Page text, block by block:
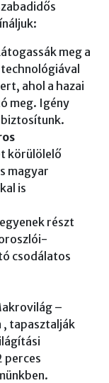
meg a
ahol a hazai
meg. Igény
körülölelő
magyar
is
részt
csodálatos
–
, tapasztalják
perces